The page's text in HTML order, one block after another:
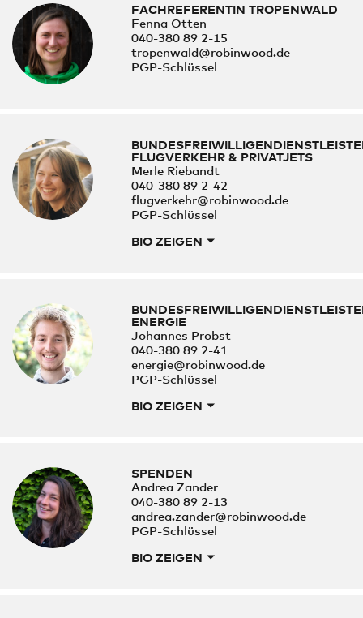
FACHREFERENTIN TROPENWALD
Fenna Otten
040-380 89 2-15
tropenwald@robinwood.de
PGP-Schlüssel
FLUGVERKEHR & PRIVATJETS
Merle Riebandt
040-380 89 2-42
flugverkehr@robinwood.de
PGP-Schlüssel
BIO ZEIGEN
ENERGIE
Johannes Probst
040-380 89 2-41
energie@robinwood.de
PGP-Schlüssel
BIO ZEIGEN
SPENDEN
Andrea Zander
040-380 89 2-13
andrea.zander@robinwood.de
PGP-Schlüssel
BIO ZEIGEN